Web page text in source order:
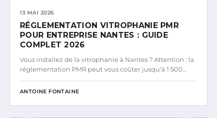
13 MAI 2026
RÉGLEMENTATION VITROPHANIE PMR
POUR ENTREPRISE NANTES : GUIDE
COMPLET 2026
Vous installez de la vitrophanie à Nantes ? Attention : la
réglementation PMR peut vous coûter jusqu'à 1 500…
ANTOINE FONTAINE